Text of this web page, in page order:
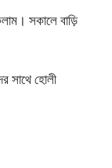
সকালে বাড়ি
সাথে হোলী